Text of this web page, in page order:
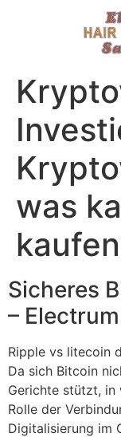
was
Sicheres
–
Ripple vs litecoin
Da sich Bitcoin
Gerichte stützt, in
Rolle der
Digitalisierung im